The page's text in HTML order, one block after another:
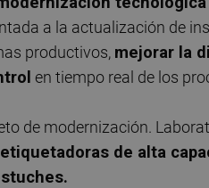
a la actualización de
productivos, mejorar la
en tiempo real de los
de modernización.
de alta